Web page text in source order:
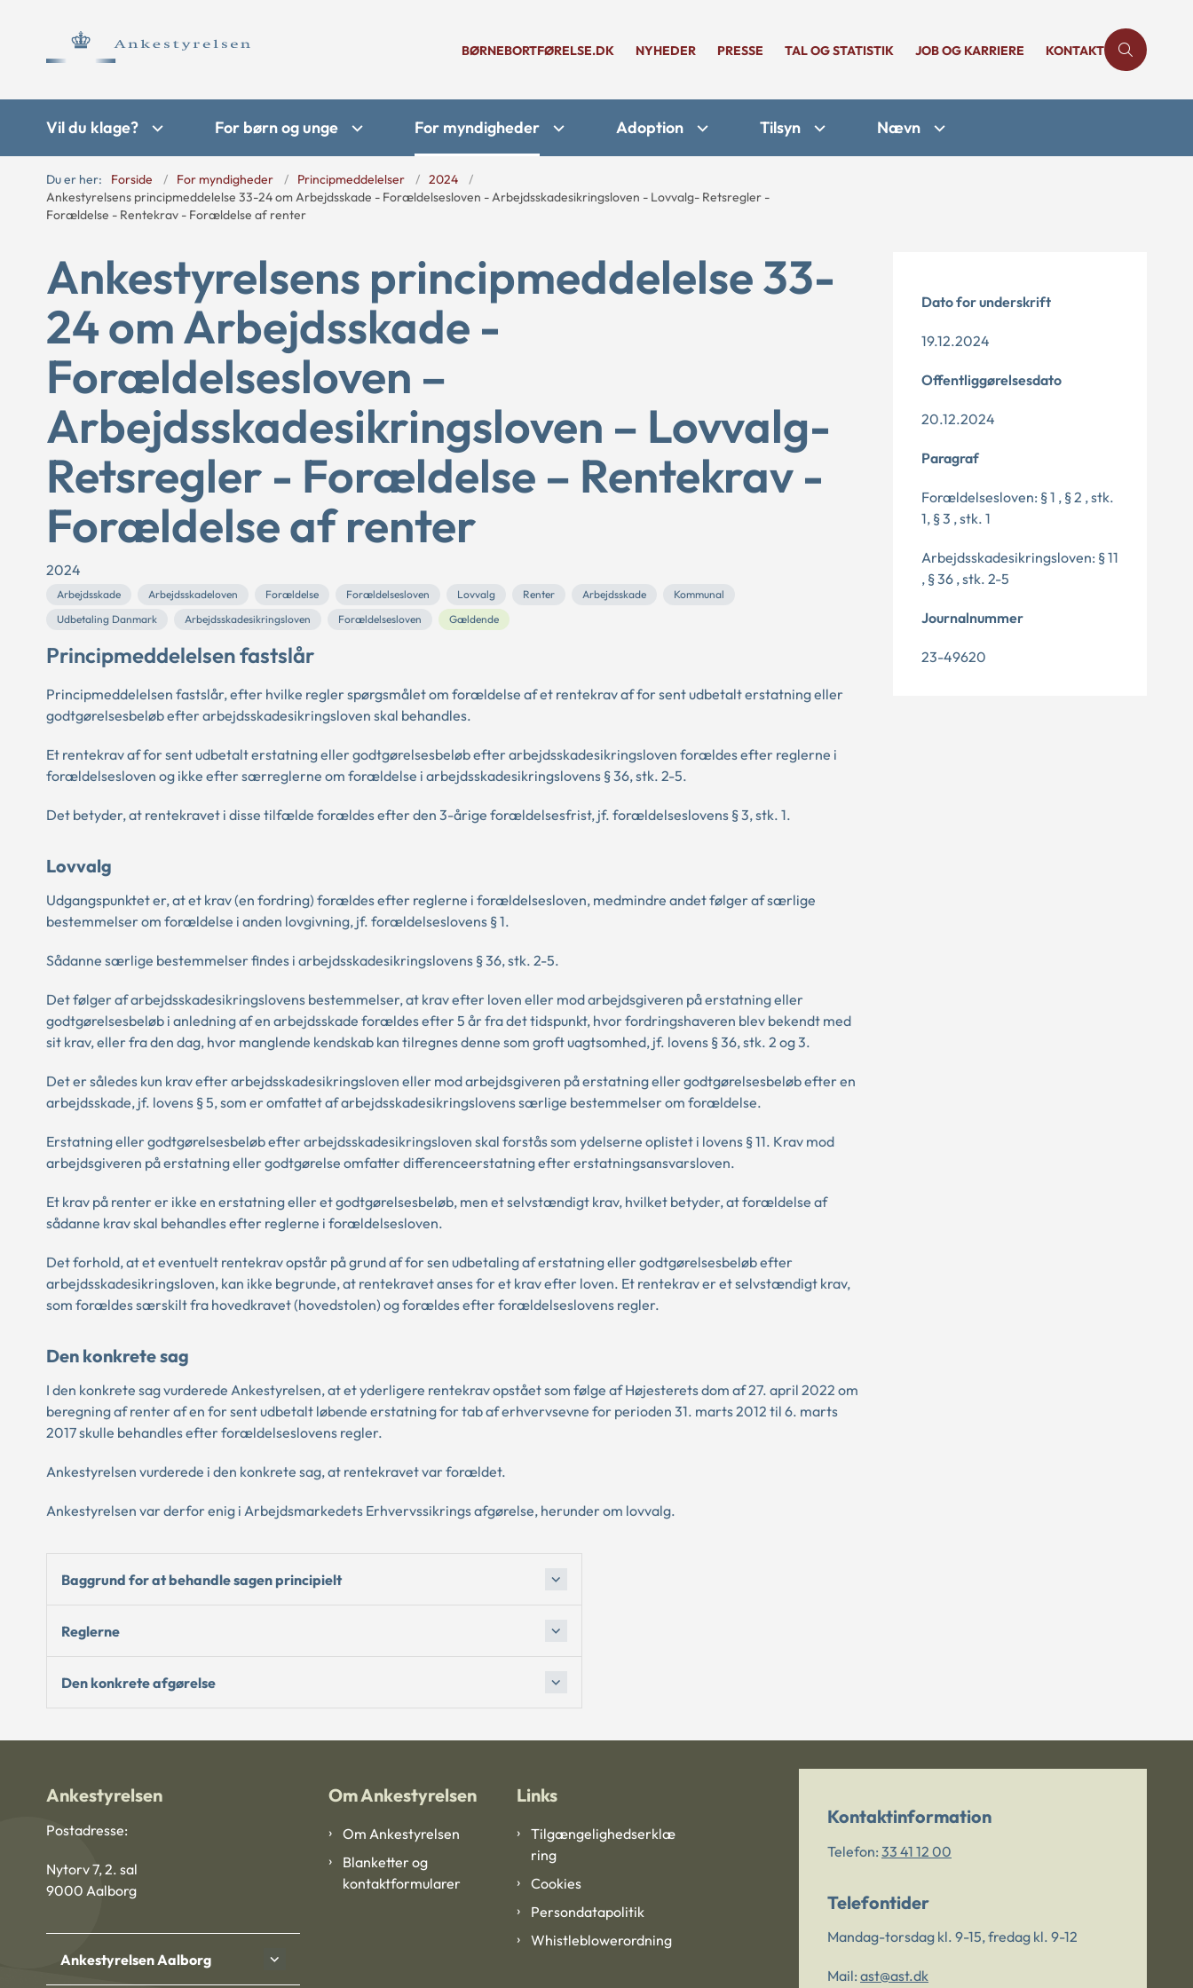
BØRNEBORTFØRELSE.DK NYHEDER PRESSE TAL OG STATISTIK JOB OG KARRIERE KONTAKT
Vil du klage? For børn og unge For myndigheder Adoption Tilsyn Nævn
Du er her: Forside For myndigheder Principmeddelelser
2024
Ankestyrelsens principmeddelelse 33-24 om Arbejdsskade - Forældelsesloven - Arbejdsskadesikringsloven - Lovvalg- Retsregler -
Forældelse - Rentekrav - Forældelse af renter
Ankestyrelsens principmeddelelse 33-
24 om Arbejdsskade -
Forældelsesloven –
Arbejdsskadesikringsloven – Lovvalg-
Retsregler - Forældelse – Rentekrav -
Forældelse af renter
2024
Arbejdsskade Arbejdsskadeloven Forældelse Forældelsesloven Lovvalg Renter Arbejdsskade
Kommunal
Udbetaling Danmark
Arbejdsskadesikringsloven Forældelsesloven Gældende
Principmeddelelsen fastslår
Principmeddelelsen fastslår, efter hvilke regler spørgsmålet om forældelse af et rentekrav af for sent udbetalt erstatning eller
godtgørelsesbeløb efter arbejdsskadesikringsloven skal behandles.
Et rentekrav af for sent udbetalt erstatning eller godtgørelsesbeløb efter arbejdsskadesikringsloven forældes efter reglerne i
forældelsesloven og ikke efter særreglerne om forældelse i arbejdsskadesikringslovens § 36, stk. 2-5.
Det betyder, at rentekravet i disse tilfælde forældes efter den 3-årige forældelsesfrist, jf. forældelseslovens § 3, stk. 1.
Lovvalg
Udgangspunktet er, at et krav (en fordring) forældes efter reglerne i forældelsesloven, medmindre andet følger af særlige
bestemmelser om forældelse i anden lovgivning, jf. forældelseslovens § 1.
Sådanne særlige bestemmelser findes i arbejdsskadesikringslovens § 36, stk. 2-5.
Det følger af arbejdsskadesikringslovens bestemmelser, at krav efter loven eller mod arbejdsgiveren på erstatning eller
godtgørelsesbeløb i anledning af en arbejdsskade forældes efter 5 år fra det tidspunkt, hvor fordringshaveren blev bekendt med
sit krav, eller fra den dag, hvor manglende kendskab kan tilregnes denne som groft uagtsomhed, jf. lovens § 36, stk. 2 og 3.
Det er således kun krav efter arbejdsskadesikringsloven eller mod arbejdsgiveren på erstatning eller godtgørelsesbeløb efter en
arbejdsskade, jf. lovens § 5, som er omfattet af arbejdsskadesikringslovens særlige bestemmelser om forældelse.
Erstatning eller godtgørelsesbeløb efter arbejdsskadesikringsloven skal forstås som ydelserne oplistet i lovens § 11. Krav mod
arbejdsgiveren på erstatning eller godtgørelse omfatter differenceerstatning efter erstatningsansvarsloven.
Et krav på renter er ikke en erstatning eller et godtgørelsesbeløb, men et selvstændigt krav, hvilket betyder, at forældelse af
sådanne krav skal behandles efter reglerne i forældelsesloven.
Det forhold, at et eventuelt rentekrav opstår på grund af for sen udbetaling af erstatning eller godtgørelsesbeløb efter
arbejdsskadesikringsloven, kan ikke begrunde, at rentekravet anses for et krav efter loven. Et rentekrav er et selvstændigt krav,
som forældes særskilt fra hovedkravet (hovedstolen) og forældes efter forældelseslovens regler.
Den konkrete sag
I den konkrete sag vurderede Ankestyrelsen, at et yderligere rentekrav opstået som følge af Højesterets dom af 27. april 2022 om
beregning af renter af en for sent udbetalt løbende erstatning for tab af erhvervsevne for perioden 31. marts 2012 til 6. marts
2017 skulle behandles efter forældelseslovens regler.
Ankestyrelsen vurderede i den konkrete sag, at rentekravet var forældet.
Ankestyrelsen var derfor enig i Arbejdsmarkedets Erhvervssikrings afgørelse, herunder om lovvalg.
Baggrund for at behandle sagen principielt
Reglerne
Den konkrete afgørelse
Dato for underskrift
19.12.2024
Offentliggørelsesdato
20.12.2024
Paragraf
Forældelsesloven: § 1 , § 2 , stk.
1, § 3 , stk. 1
Arbejdsskadesikringsloven: § 11
, § 36 , stk. 2-5
Journalnummer
23-49620
Ankestyrelsen
Postadresse:
Nytorv 7, 2. sal
9000 Aalborg
Ankestyrelsen Aalborg
Om Ankestyrelsen
Om Ankestyrelsen
Blanketter og
kontaktformularer
Links
Tilgængelighedserklæ
ring
Cookies
Persondatapolitik
Whistleblowerordning
Kontaktinformation
Telefon: 33 41 12 00
Telefontider
Mandag-torsdag kl. 9-15, fredag kl. 9-12
Mail: ast@ast.dk